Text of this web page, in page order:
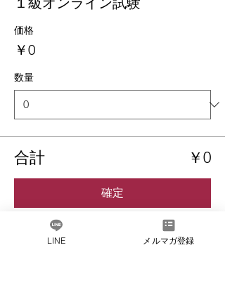
価格
￥0
数量
合計 ￥0
確定
このイベントをシェア
LINE メルマガ登録